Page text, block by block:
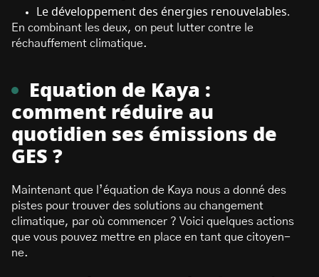
Le développement des énergies renouvelables.
En combinant les deux, on peut lutter contre le
réchauffement climatique.
Equation de Kaya :
comment réduire au
quotidien ses émissions de
GES ?
Maintenant que l’équation de Kaya nous a donné des
pistes pour trouver des solutions au changement
climatique, par où commencer ? Voici quelques actions
que vous pouvez mettre en place en tant que citoyen-
ne.